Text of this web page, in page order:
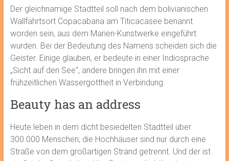
Der gleichnamige Stadtteil soll nach dem bolivianischen
Wallfahrtsort Copacabana am Titicacasee benannt
worden sein, aus dem Marien-Kunstwerke eingeführt
wurden. Bei der Bedeutung des Namens scheiden sich die
Geister. Einige glauben, er bedeute in einer Indiosprache
„Sicht auf den See“, andere bringen ihn mit einer
frühzeitlichen Wassergottheit in Verbindung.
Beauty has an address
Heute leben in dem dicht besiedelten Stadtteil über
300.000 Menschen; die Hochhäuser sind nur durch eine
Straße von dem großartigen Strand getrennt. Und der ist